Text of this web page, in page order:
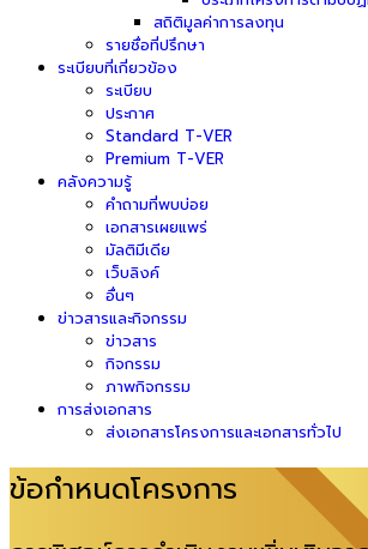
สถิติมูลค่าการลงทุน
รายชื่อที่ปรึกษา
ระเบียบที่เกี่ยวข้อง
ระเบียบ
ประกาศ
Standard T-VER
Premium T-VER
คลังความรู้
คำถามที่พบบ่อย
เอกสารเผยแพร่
มัลติมีเดีย
เว็บลิงค์
อื่นๆ
ข่าวสารและกิจกรรม
ข่าวสาร
กิจกรรม
ภาพกิจกรรม
การส่งเอกสาร
ส่งเอกสารโครงการและเอกสารทั่วไป
ข้อกำหนดโครงการ